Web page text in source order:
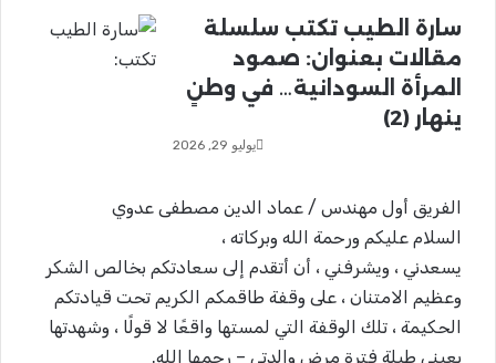
سارة الطيب تكتب سلسلة
مقالات بعنوان: صمود
المرأة السودانية… في وطنٍ
ينهار (2)
يوليو 29, 2026
الفريق أول مهندس / عماد الدين مصطفى عدوي
السلام عليكم ورحمة الله وبركاته ،
يسعدني ، ويشرفني ، أن أتقدم إلى سعادتكم بخالص الشكر
وعظيم الامتنان ، على وقفة طاقمكم الكريم تحت قيادتكم
الحكيمة ، تلك الوقفة التي لمستها واقعًا لا قولًا ، وشهدتها
بعيني طيلة فترة مرض والدتي – رحمها الله.